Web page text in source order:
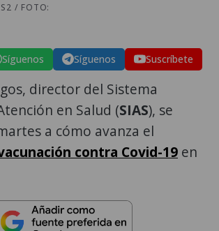
/ FOTO:
Síguenos Síguenos Suscríbete
director del Sistema
en Salud (SIAS), se
a cómo avanza el
contra Covid-19 en